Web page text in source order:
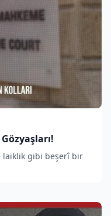
laiklik gibi beşerî bir